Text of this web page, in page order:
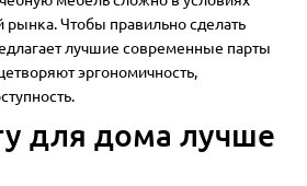
Чтобы правильно сделать
лучшие современные парты
эргономичность,
для дома лучше